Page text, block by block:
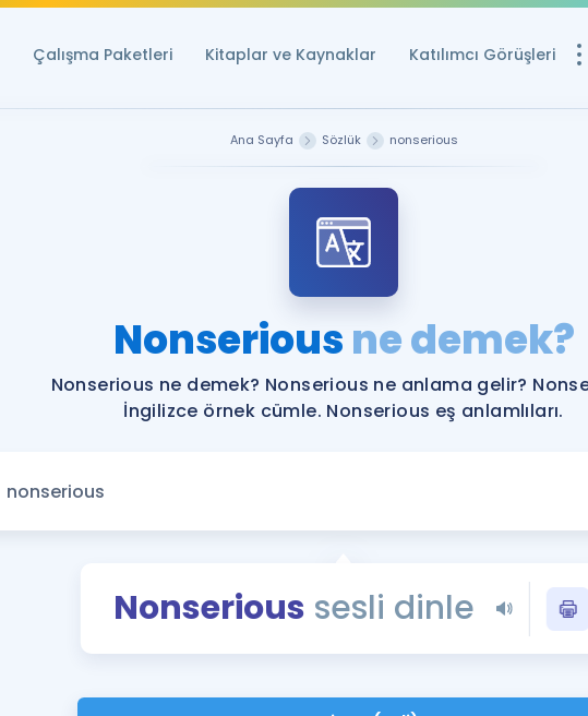
Çalışma Paketleri Kitaplar ve Kaynaklar Katılımcı Görüşleri
Ücretsiz
YDS ve YÖKDİL
YDS ve YÖKDİL'e
Tüm ÖSYM
YDS - YÖKDİL
İngilizce
Ana Sayfa Sözlük nonserious
Nonseriousne demek?
Nonserious ne demek? Nonserious ne anlama gelir?
İngilizce örnek cümle. Nonserious eş anlamlıları.
Nonserious sesli dinle